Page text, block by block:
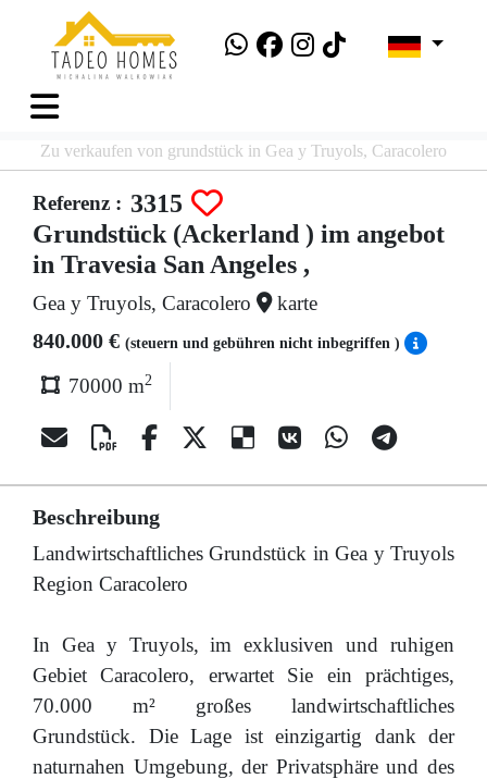
Zu verkaufen von grundstück in Gea y Truyols, Caracolero
Referenz : 3315
Grundstück (Ackerland ) im angebot
in Travesia San Angeles ,
Gea y Truyols, Caracolero karte
840.000 € (steuern und gebühren nicht inbegriffen )
70000 m2
Beschreibung
Landwirtschaftliches Grundstück in Gea y Truyols
Region Caracolero
In Gea y Truyols, im exklusiven und ruhigen
Gebiet Caracolero, erwartet Sie ein prächtiges,
70.000 m² großes landwirtschaftliches
Grundstück. Die Lage ist einzigartig dank der
naturnahen Umgebung, der Privatsphäre und des